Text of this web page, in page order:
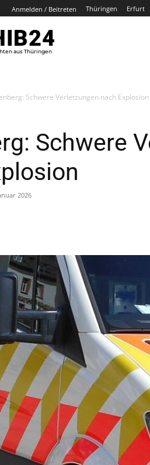
Anmelden / Beitreten Thüringen Erfurt
aus Thüringen
Schwere Verletzungen nach Explosion
Schwere
2026